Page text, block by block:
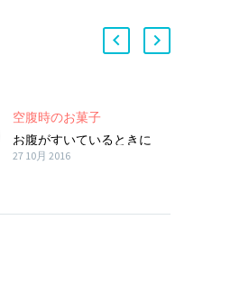
空腹時のお菓子
お腹がすいているときに
「白砂糖」がたっぷ…
27 10月 2016